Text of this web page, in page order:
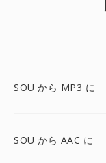
SOU から MP3 に
SOU から AAC に